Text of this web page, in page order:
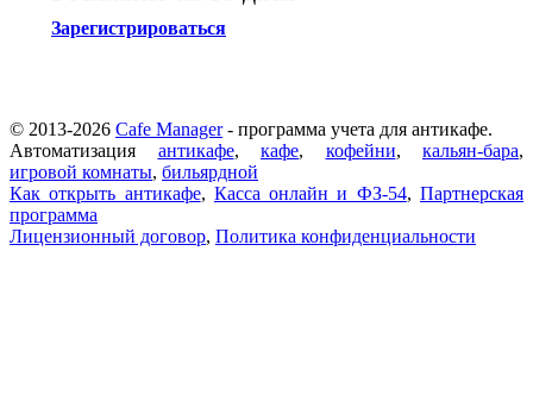
Зарегистрироваться
© 2013-2026 Cafe Manager- программа учета для антикафе.
Автоматизация антикафе, кафе, кофейни, кальян-бара,
игровой комнаты, бильярдной
Как открыть антикафе, Касса онлайн и ФЗ-54,Партнерская
программа
Лицензионный договор, Политика конфиденциальности